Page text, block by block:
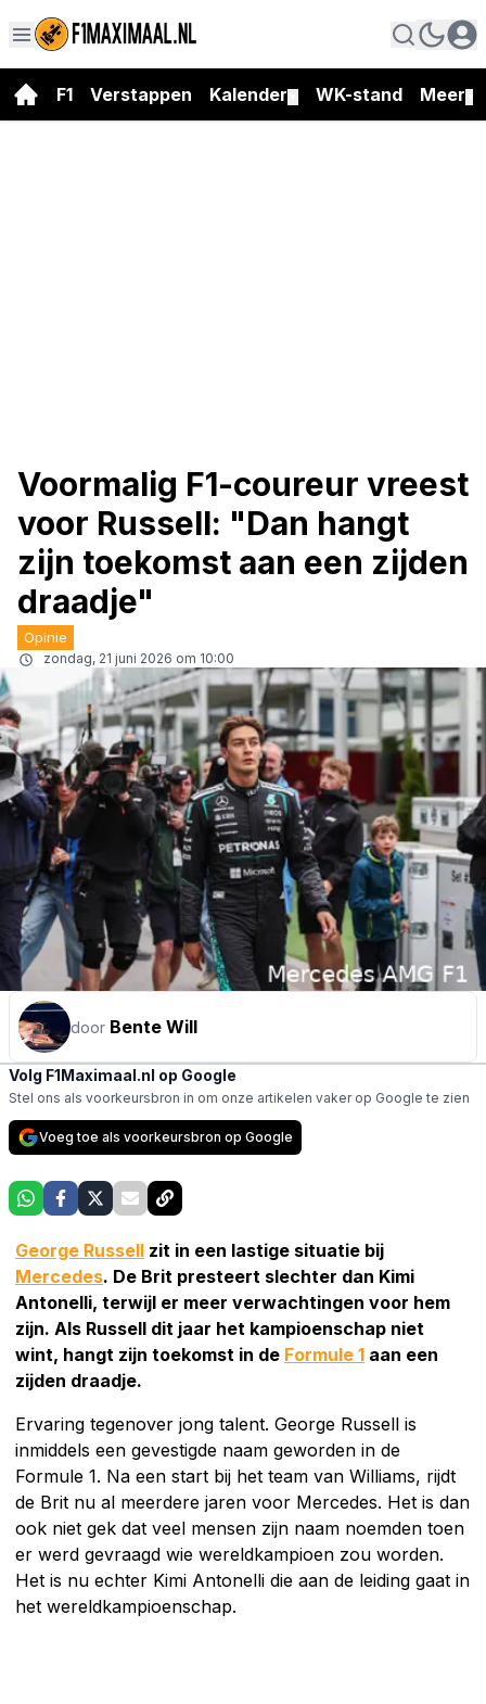
F1 Verstappen Kalender WK-stand Meer
Voormalig F1-coureur vreest
voor Russell: "Dan hangt
zijn toekomst aan een zijden
draadje"
Opinie
zondag, 21 juni 2026 om 10:00
door Bente Will
Volg F1Maximaal.nl op Google
Stel ons als voorkeursbron in om onze artikelen vaker op Google te zien
Voeg toe als voorkeursbron op Google
George Russell zit in een lastige situatie bij
Mercedes. De Brit presteert slechter dan Kimi
Antonelli, terwijl er meer verwachtingen voor hem
zijn. Als Russell dit jaar het kampioenschap niet
wint, hangt zijn toekomst in de Formule 1 aan een
zijden draadje.
Ervaring tegenover jong talent. George Russell is
inmiddels een gevestigde naam geworden in de
Formule 1. Na een start bij het team van Williams, rijdt
de Brit nu al meerdere jaren voor Mercedes. Het is dan
ook niet gek dat veel mensen zijn naam noemden toen
er werd gevraagd wie wereldkampioen zou worden.
Het is nu echter Kimi Antonelli die aan de leiding gaat in
het wereldkampioenschap.